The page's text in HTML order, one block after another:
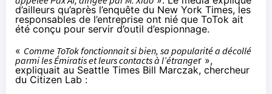
d’ailleurs qu’après l’enquête du New York Times, les
responsables de l’entreprise ont nié que ToTok ait
été conçu pour servir d’outil d’espionnage.
« Comme ToTok fonctionnait si bien, sa popularité a décollé
parmi les Émiratis et leurs contacts à l’étranger »,
expliquait au Seattle Times Bill Marczak, chercheur
du Citizen Lab :